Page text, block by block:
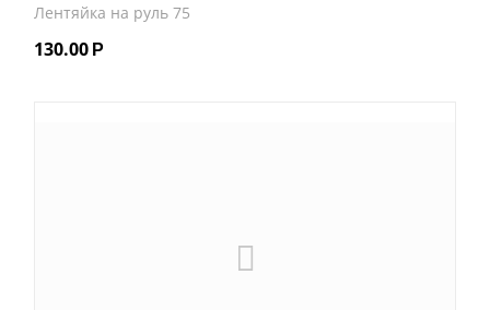
Лентяйка на руль 75
130.00 Р